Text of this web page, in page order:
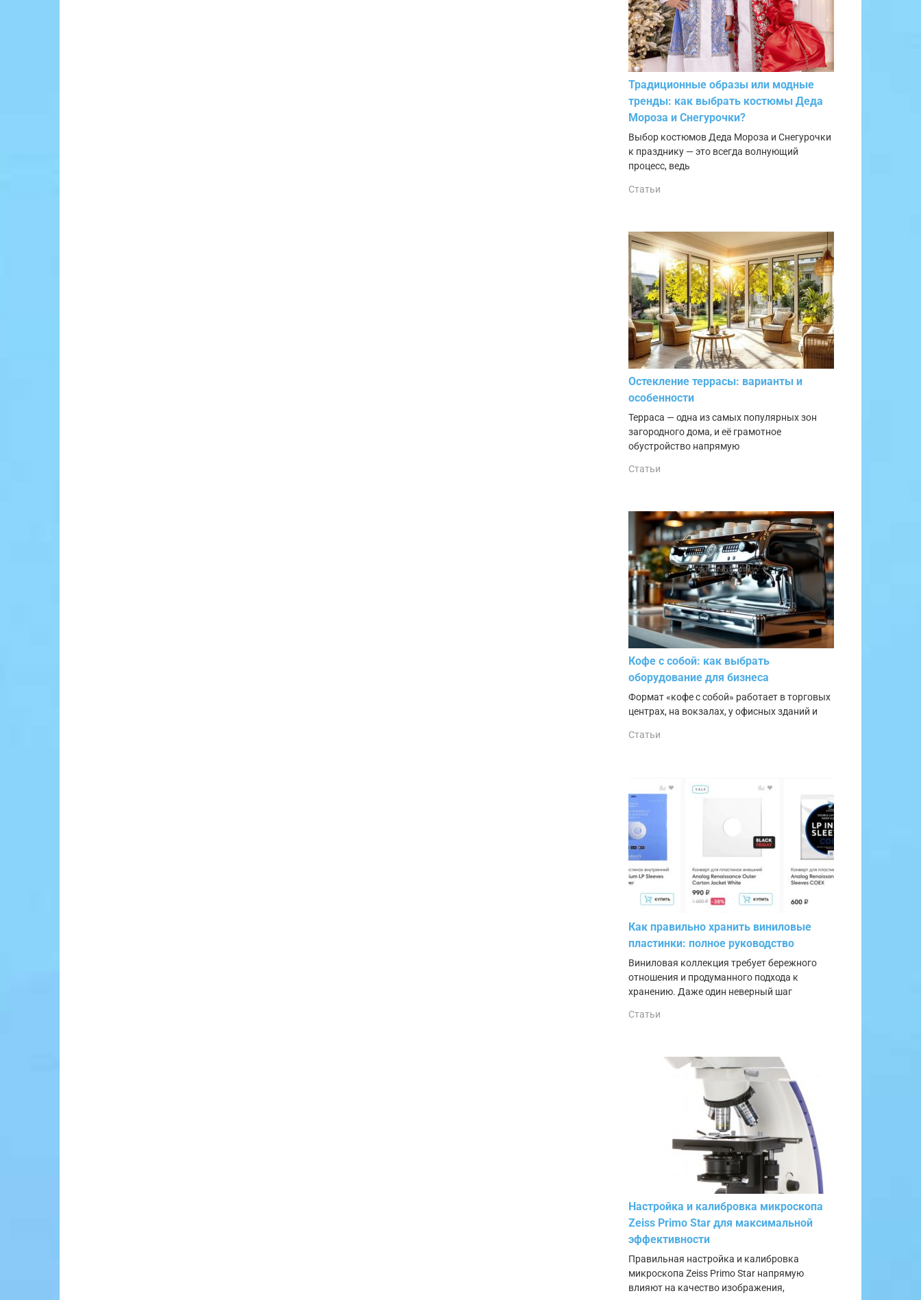
Традиционные образы или модные
тренды: как выбрать костюмы Деда
Мороза и Снегурочки?
Выбор костюмов Деда Мороза и Снегурочки
к празднику — это всегда волнующий
процесс, ведь
Статьи
Остекление террасы: варианты и
особенности
Терраса — одна из самых популярных зон
загородного дома, и её грамотное
обустройство напрямую
Статьи
Кофе с собой: как выбрать
оборудование для бизнеса
Формат «кофе с собой» работает в торговых
центрах, на вокзалах, у офисных зданий и
Статьи
Как правильно хранить виниловые
пластинки: полное руководство
Виниловая коллекция требует бережного
отношения и продуманного подхода к
хранению. Даже один неверный шаг
Статьи
Настройка и калибровка микроскопа
Zeiss Primo Star для максимальной
эффективности
Правильная настройка и калибровка
микроскопа Zeiss Primo Star напрямую
влияют на качество изображения,